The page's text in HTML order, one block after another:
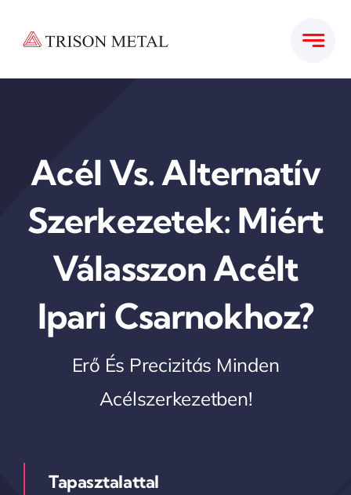
Acél Vs. Alternatív
Szerkezetek: Miért
Válasszon Acélt
Ipari Csarnokhoz?
Erő És Precizitás Minden
Acélszerkezetben!
Tapasztalattal